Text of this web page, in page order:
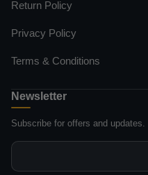
Return Policy
Privacy Policy
Terms & Conditions
Newsletter
Subscribe for offers and updates.